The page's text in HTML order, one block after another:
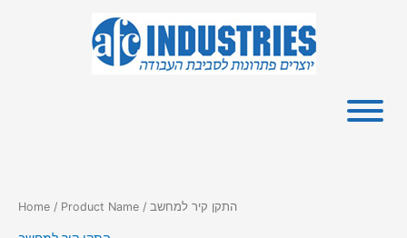
Home / Product Name / התקן קיר למחשב